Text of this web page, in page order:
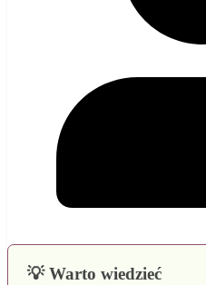
💡 Warto wiedzieć